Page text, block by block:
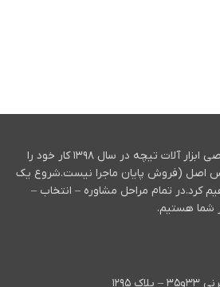
مرکز مشاوره و فروش تخصصی ابزار آلات تیچه در سال ۱۳۹۸ کار خود را
اصل (فروش پایان ماجرا نیست.شروع یک
کرد.در تمام مراحل مشاوره – انتخاب –
شما هستیم.